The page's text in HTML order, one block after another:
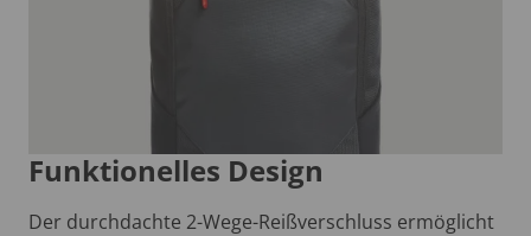
Funktionelles Design
Der durchdachte 2-Wege-Reißverschluss ermöglicht